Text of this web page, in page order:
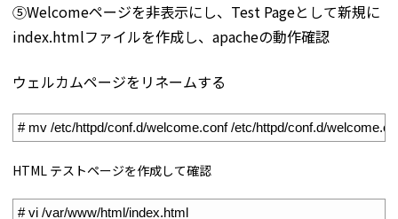
⑤Welcomeページを非表示にし、Test Pageとして新規に
index.htmlファイルを作成し、apacheの動作確認
ウェルカムページをリネームする
# mv /etc/httpd/conf.d/welcome.conf /etc/httpd/conf.d/
HTML テストページを作成して確認
# vi /var/www/html/index.html